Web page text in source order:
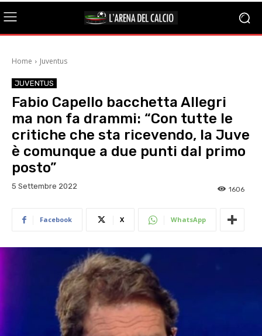
Home Juventus
JUVENTUS
Fabio Capello bacchetta Allegri
ma non fa drammi: “Con tutte le
critiche che sta ricevendo, la Juve
è comunque a due punti dal primo
posto”
5 Settembre 2022 1606
Facebook X WhatsApp